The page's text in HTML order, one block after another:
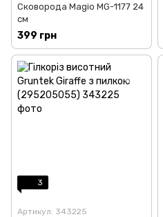
Сковорода Magio MG-1177 24
см
399 грн
3
Артикул: 343225